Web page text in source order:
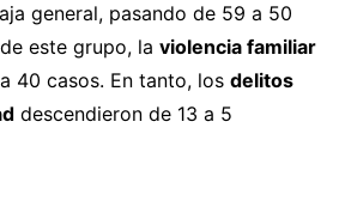
general, pasando de 59 a 50
este grupo, la violencia familiar
40 casos. En tanto, los delitos
descendieron de 13 a 5